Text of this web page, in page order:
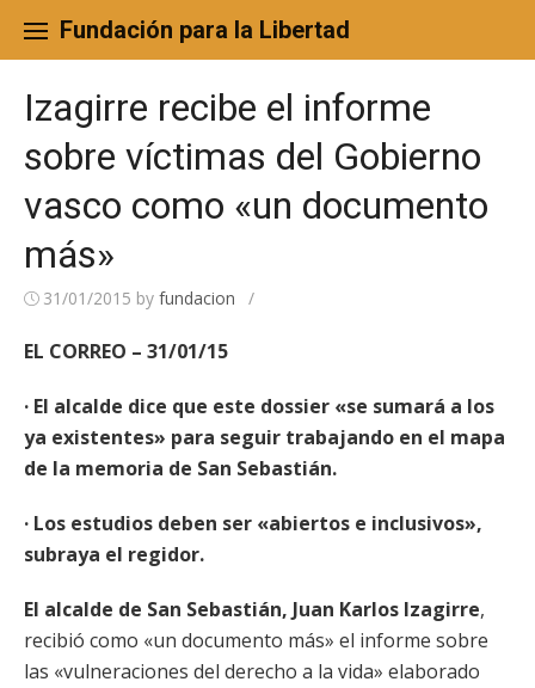
content
Fundación para la Libertad
Izagirre recibe el informe
sobre víctimas del Gobierno
vasco como «un documento
más»
31/01/2015 by fundacion /
EL CORREO – 31/01/15
· El alcalde dice que este dossier «se sumará a los
ya existentes» para seguir trabajando en el mapa
de la memoria de San Sebastián.
· Los estudios deben ser «abiertos e inclusivos»,
subraya el regidor.
El alcalde de San Sebastián, Juan Karlos Izagirre,
recibió como «un documento más» el informe sobre
las «vulneraciones del derecho a la vida» elaborado